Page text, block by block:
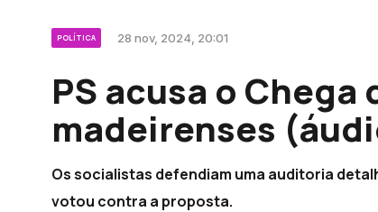
POLÍTICA 28 nov, 2024, 20:01
PS acusa o Chega
madeirenses
Os socialistas defendiam uma auditoria
votou contra a proposta.